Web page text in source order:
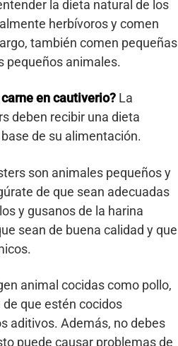
la dieta natural de los
herbívoros y comen
también comen pequeñas
pequeños animales.
en cautiverio? La
deben recibir una dieta
de su alimentación.
son animales pequeños y
de que sean adecuadas
y gusanos de la harina
sean de buena calidad y que
animal cocidas como pollo,
que estén cocidos
aditivos. Además, no debes
puede causar problemas de